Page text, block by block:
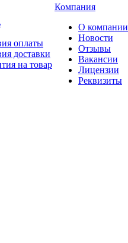
оплаты
доставки
на товар
Компания
О компании
Новости
Отзывы
Вакансии
Лицензии
Реквизиты